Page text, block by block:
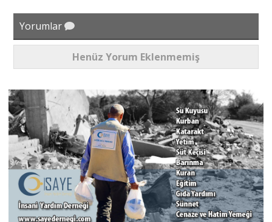
Yorumlar
Henüz Yorum Eklenmemiş